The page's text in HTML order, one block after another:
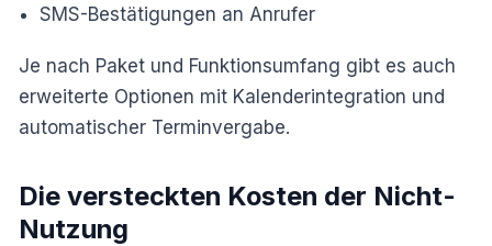
SMS-Bestätigungen an Anrufer
Je nach Paket und Funktionsumfang gibt es auch
erweiterte Optionen mit Kalenderintegration und
automatischer Terminvergabe.
Die versteckten Kosten der Nicht-
Nutzung